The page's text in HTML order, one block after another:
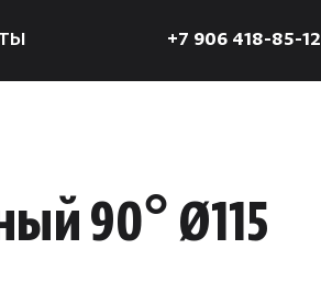
+7 906 418-85-12
90° Ø115